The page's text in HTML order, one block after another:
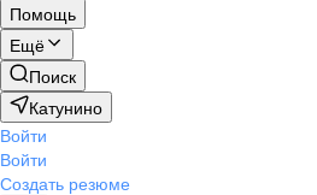
Помощь
Ещё
Поиск
Катунино
Войти
Войти
Создать резюме